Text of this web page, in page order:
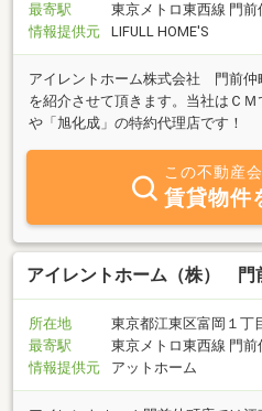
最寄駅
東京メトロ東西線 門前
情報提供元
LIFULL HOME'S
アイレントホーム株式会社 門前仲
を紹介させて頂きます。当社はＣＭ
や「旭化成」の特約代理店です！
この不動産
賃貸物件
アイレントホーム（株） 門
所在地
東京都江東区富岡１丁
最寄駅
東京メトロ東西線 門前
情報提供元
アットホーム